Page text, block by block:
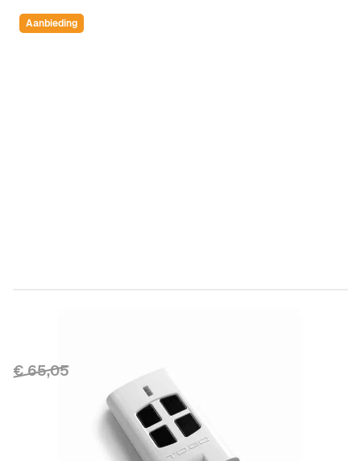
Aanbieding
€ 65,05
Incl. BTW
€ 59,00